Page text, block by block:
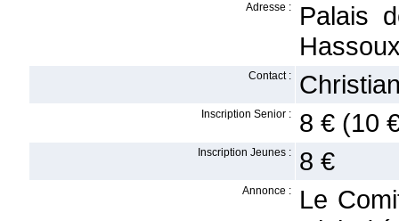
Adresse :
Palais
Contact :
Inscription Senior : 8 € (10
Inscription Jeunes : 8 €
Annonce :
Le